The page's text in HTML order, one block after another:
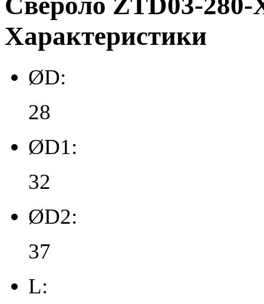
Характеристики
ØD:
28
ØD1:
32
ØD2:
37
L: